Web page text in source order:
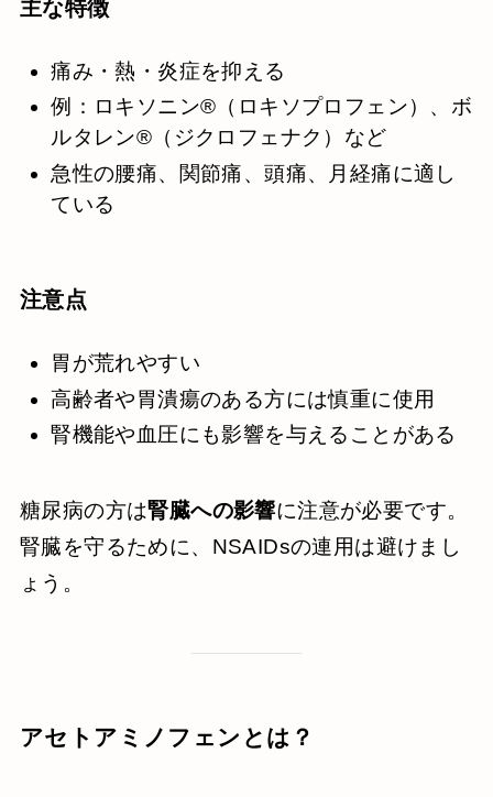
主な特徴
痛み・熱・炎症を抑える
例：ロキソニン®（ロキソプロフェン）、ボ
ルタレン®（ジクロフェナク）など
急性の腰痛、関節痛、頭痛、月経痛に適し
ている
注意点
胃が荒れやすい
高齢者や胃潰瘍のある方には慎重に使用
腎機能や血圧にも影響を与えることがある
糖尿病の方は腎臓への影響に注意が必要です。
腎臓を守るために、NSAIDsの連用は避けまし
ょう。
アセトアミノフェンとは？